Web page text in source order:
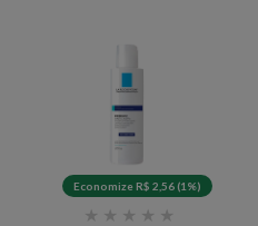
Economize R$ 2,56 (1%)
★ ★ ★ ★ ★